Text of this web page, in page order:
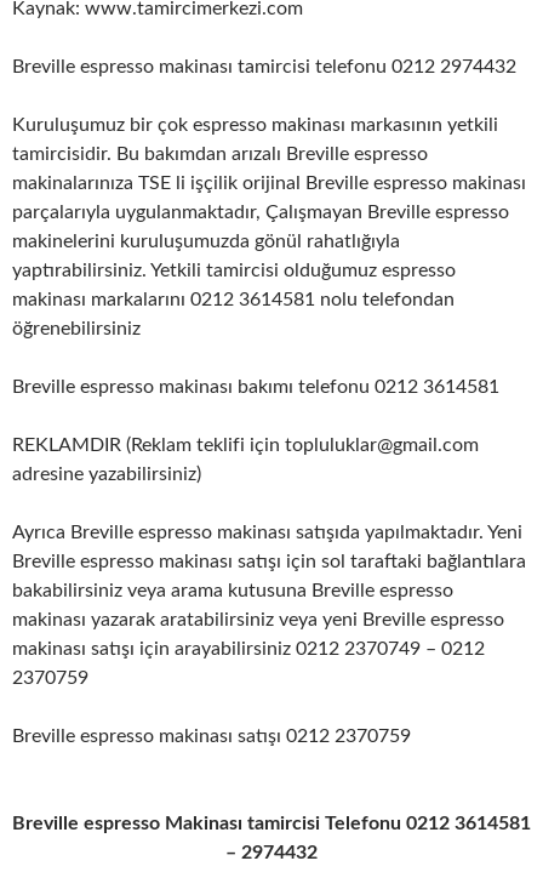
Kaynak: www.tamircimerkezi.com
Breville espresso makinası tamircisi telefonu 0212 2974432
Kuruluşumuz bir çok espresso makinası markasının yetkili
tamircisidir. Bu bakımdan arızalı Breville espresso
makinalarınıza TSE li işçilik orijinal Breville espresso makinası
parçalarıyla uygulanmaktadır, Çalışmayan Breville espresso
makinelerini kuruluşumuzda gönül rahatlığıyla
yaptırabilirsiniz. Yetkili tamircisi olduğumuz espresso
makinası markalarını 0212 3614581 nolu telefondan
öğrenebilirsiniz
Breville espresso makinası bakımı telefonu 0212 3614581
REKLAMDIR (Reklam teklifi için topluluklar@gmail.com
adresine yazabilirsiniz)
Ayrıca Breville espresso makinası satışıda yapılmaktadır. Yeni
Breville espresso makinası satışı için sol taraftaki bağlantılara
bakabilirsiniz veya arama kutusuna Breville espresso
makinası yazarak aratabilirsiniz veya yeni Breville espresso
makinası satışı için arayabilirsiniz 0212 2370749 – 0212
2370759
Breville espresso makinası satışı 0212 2370759
Breville espresso Makinası tamircisi Telefonu 0212 3614581
– 2974432